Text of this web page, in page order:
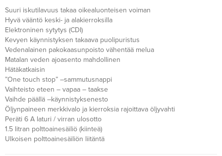
Suuri iskutilavuus takaa oikealuonteisen voiman
Hyvä vääntö keski- ja alakierroksilla
Elektroninen sytytys (CDI)
Kevyen käynnistyksen takaava puolipuristus
Vedenalainen pakokaasunpoisto vähentää melua
Matalan veden ajoasento mahdollinen
Hätäkatkaisin
”One touch stop” –sammutusnappi
Vaihteisto eteen – vapaa – taakse
Vaihde päällä –käynnistyksenesto
Öljynpaineen merkkivalo ja kierroksia rajoittava öljyvahti
Peräti 6 A laturi / virran ulosotto
1.5 litran polttoainesäiliö (kiinteä)
Ulkoisen polttoainesäiliön liitäntä